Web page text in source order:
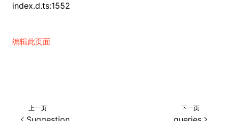
index.d.ts:1552
编辑此页面
上一页 下一页